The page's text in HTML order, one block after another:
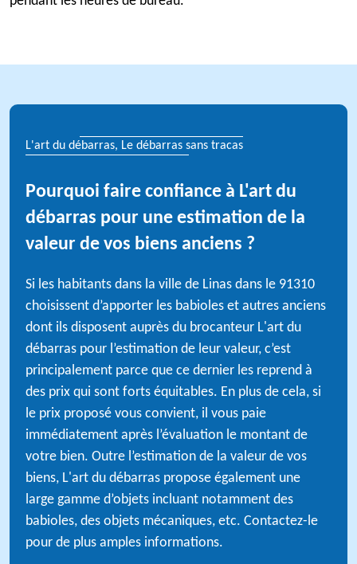
L'art du débarras, Le débarras sans tracas
Pourquoi faire confiance à L'art du
débarras pour une estimation de la
valeur de vos biens anciens ?
Si les habitants dans la ville de Linas dans le 91310
choisissent d’apporter les babioles et autres anciens
dont ils disposent auprès du brocanteur L'art du
débarras pour l’estimation de leur valeur, c’est
principalement parce que ce dernier les reprend à
des prix qui sont forts équitables. En plus de cela, si
le prix proposé vous convient, il vous paie
immédiatement après l’évaluation le montant de
votre bien. Outre l’estimation de la valeur de vos
biens, L'art du débarras propose également une
large gamme d’objets incluant notamment des
babioles, des objets mécaniques, etc. Contactez-le
pour de plus amples informations.